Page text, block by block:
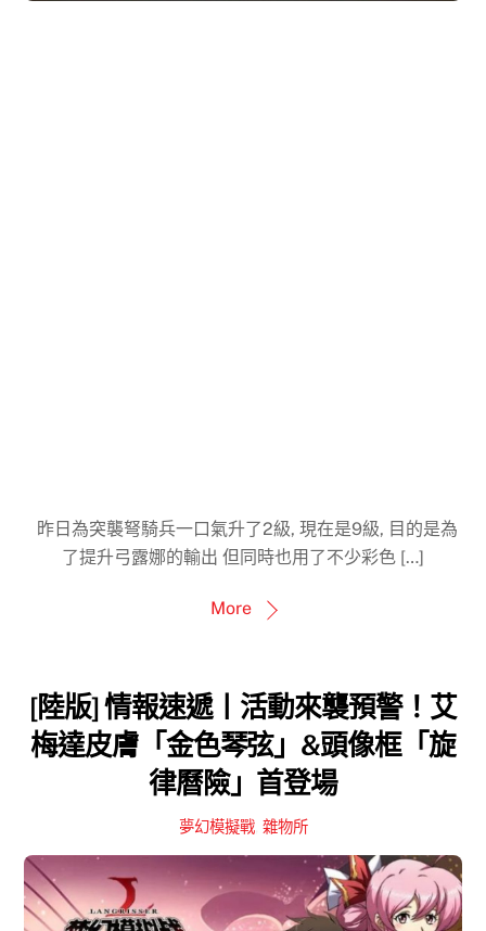
昨日為突襲弩騎兵一口氣升了2級, 現在是9級, 目的是為
了提升弓露娜的輸出 但同時也用了不少彩色 […]
More
[陸版] 情報速遞丨活動來襲預警！艾
梅達皮膚「金色琴弦」&頭像框「旋
律曆險」首登場
夢幻模擬戰, 雜物所